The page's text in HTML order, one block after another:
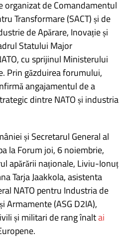
organizat de Comandamentul
Transformare (SACT) și de
de Apărare, Inovație și
Statului Major
cu sprijinul Ministerului
Prin găzduirea forumului,
angajamentul de a
dintre NATO și industria
și Secretarul General al
la Forum joi, 6 noiembrie,
apărării naționale, Liviu-Ionuț
Tarja Jaakkola, asistenta
NATO pentru Industria de
Armamente (ASG D2IA),
și militari de rang înaltai